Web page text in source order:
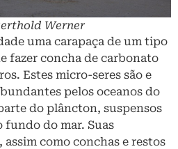
Werner
uma carapaça de um tipo
fazer concha de carbonato
Estes micro-seres são e
pelos oceanos do
do plâncton, suspensos
fundo do mar. Suas
assim como conchas e restos